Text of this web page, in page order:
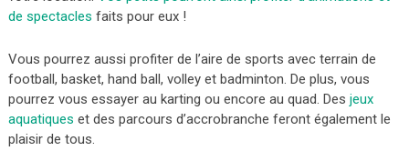
de spectacles faits pour eux !
Vous pourrez aussi profiter de l’aire de sports avec terrain de
football, basket, hand ball, volley et badminton. De plus, vous
pourrez vous essayer au karting ou encore au quad. Des jeux
aquatiques et des parcours d’accrobranche feront également le
plaisir de tous.